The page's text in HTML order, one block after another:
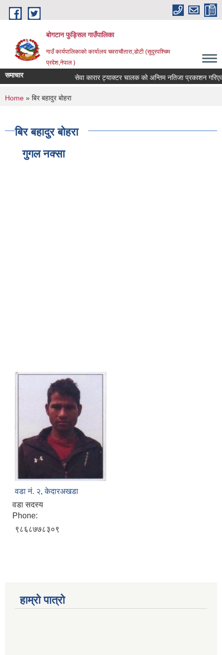
Skip to main content
बोगटान फुड्सिल गाउँपालिका
गाउँ कार्यपालिकाको कार्यालय चवराचौतारा,डोटी (सुदुरपश्चिम
प्रदेश,नेपाल )
समाचार सेवा कारार ट्याक्टर चालक को अन्तिम नतिजा प्रकाशन गरिएको
You are here
Home » बिर बहादुर बोहरा
बिर बहादुर बोहरा
गुगल नक्सा
वडा नं. २, केदारअखडा
वडा सदस्य
Phone:
९८६८७७८३०९
हाम्रो पात्रो